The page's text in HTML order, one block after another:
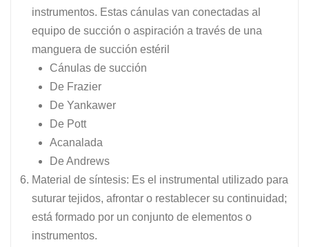
instrumentos. Estas cánulas van conectadas al
equipo de succión o aspiración a través de una
manguera de succión estéril
Cánulas de succión
De Frazier
De Yankawer
De Pott
Acanalada
De Andrews
Material de síntesis: Es el instrumental utilizado para
suturar tejidos, afrontar o restablecer su continuidad;
está formado por un conjunto de elementos o
instrumentos.